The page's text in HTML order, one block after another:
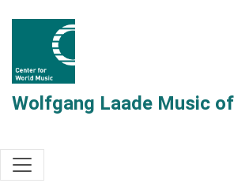
Wolfgang Laade Music